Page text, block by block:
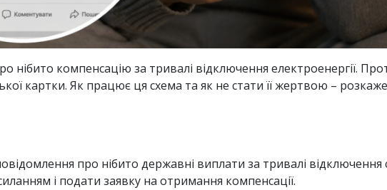
компенсацію за тривалі відключення електроенергії.
картки. Як працює ця схема та як не стати її жертвою – розкаже
про нібито державні виплати за тривалі відключення
і подати заявку на отримання компенсації.